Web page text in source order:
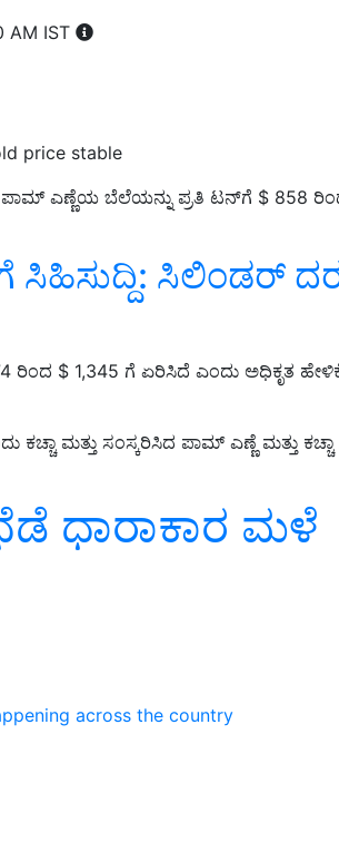
across the country
AM IST
price stable
ಪಾಮ್ ಎಣ್ಣೆಯ ಬೆಲೆಯನ್ನು ಪ್ರತಿ ಟನ್‌ಗೆ $ 858
ಸಿಹಿಸುದ್ದಿ: ಸಿಲಿಂಡರ್‌
ರಿಂದ $ 1,345 ಗೆ ಏರಿಸಿದೆ ಎಂದು ಅಧಿಕೃತ
ಮತ್ತು ಸಂಸ್ಕರಿಸಿದ ಪಾಮ್ ಎಣ್ಣೆ ಮತ್ತು
ಧಾರಾಕಾರ ಮಳೆ